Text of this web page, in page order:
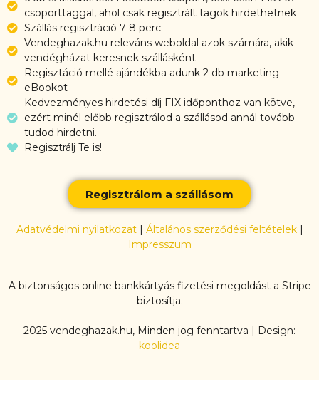
csoporttaggal, ahol csak regisztrált tagok hirdethetnek
Szállás regisztráció 7-8 perc
Vendeghazak.hu releváns weboldal azok számára, akik
vendégházat keresnek szállásként
Regisztáció mellé ajándékba adunk 2 db marketing
eBookot
Kedvezményes hirdetési díj FIX időponthoz van kötve,
ezért minél előbb regisztrálod a szállásod annál tovább
tudod hirdetni.
Regisztrálj Te is!
Regisztrálom a szállásom
Adatvédelmi nyilatkozat| Általános szerződési feltételek|
Impresszum
A biztonságos online bankkártyás fizetési megoldást a Stripe
biztosítja.
2025 vendeghazak.hu, Minden jog fenntartva | Design:
koolidea